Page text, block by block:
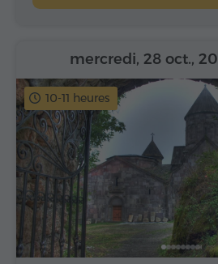
10-11 heures
mercredi, 28 oct.,